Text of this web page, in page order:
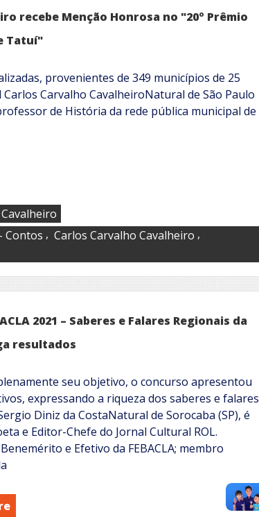
I
Concurso
recebe Menção Honrosa no "20º Prêmio
Tatuí"
provenientes de 349 municípios de 25
Carvalho CavalheiroNatural de São Paulo
de História da rede pública municipal de
Contos , Carlos Carvalho Cavalheiro ,
2021 – Saberes e Falares Regionais da
resultados
seu objetivo, o concurso apresentou
expressando a riqueza dos saberes e falares
Diniz da CostaNatural de Sorocaba (SP), é
e Editor-Chefe do Jornal Cultural ROL.
e Efetivo da FEBACLA; membro